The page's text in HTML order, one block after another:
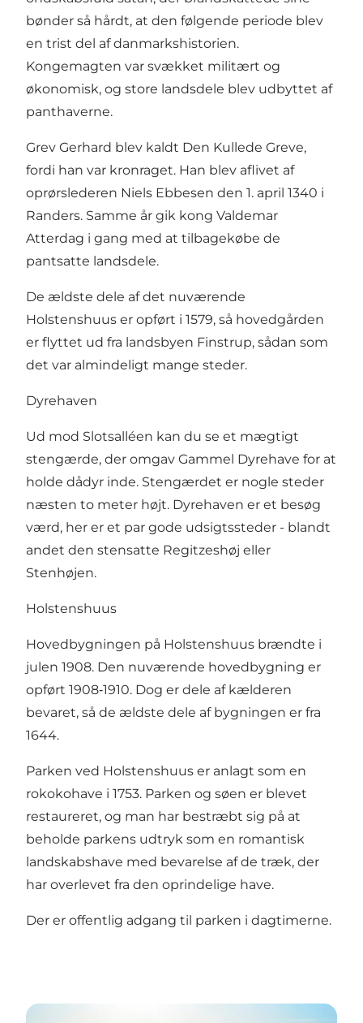
bønder så hårdt, at den følgende periode blev
en trist del af danmarkshistorien.
Kongemagten var svækket militært og
økonomisk, og store landsdele blev udbyttet af
panthaverne.
Grev Gerhard blev kaldt Den Kullede Greve,
fordi han var kronraget. Han blev aflivet af
oprørslederen Niels Ebbesen den 1. april 1340 i
Randers. Samme år gik kong Valdemar
Atterdag i gang med at tilbagekøbe de
pantsatte landsdele.
De ældste dele af det nuværende
Holstenshuus er opført i 1579, så hovedgården
er flyttet ud fra landsbyen Finstrup, sådan som
det var almindeligt mange steder.
Dyrehaven
Ud mod Slotsalléen kan du se et mægtigt
stengærde, der omgav Gammel Dyrehave for at
holde dådyr inde. Stengærdet er nogle steder
næsten to meter højt. Dyrehaven er et besøg
værd, her er et par gode udsigtssteder - blandt
andet den stensatte Regitzeshøj eller
Stenhøjen.
Holstenshuus
Hovedbygningen på Holstenshuus brændte i
julen 1908. Den nuværende hovedbygning er
opført 1908‑1910. Dog er dele af kælderen
bevaret, så de ældste dele af bygningen er fra
1644.
Parken ved Holstenshuus er anlagt som en
rokokohave i 1753. Parken og søen er blevet
restaureret, og man har bestræbt sig på at
beholde parkens udtryk som en romantisk
landskabshave med bevarelse af de træk, der
har overlevet fra den oprindelige have.
Der er offentlig adgang til parken i dagtimerne.